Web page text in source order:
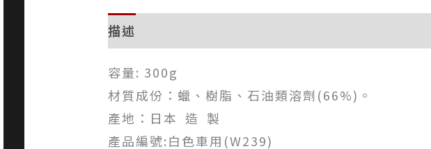
描述
容量: 300g
材質成份：蠟、樹脂、石油類溶劑(66%)。
產地：日本 造 製
產品編號:白色車用(W239)